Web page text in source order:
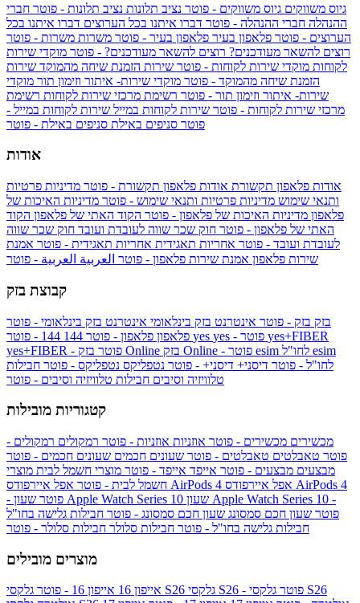
גיוס משווקים גיוס משווקים - פוטר נציב תלונות נציב תלונות - פוטר חברי
ההנהלה חברי ההנהלה - פוטר דברו איתנו בכל הערוצים דברו איתנו בכל
הערוצים - פוטר פלאפון בעיר פלאפון בעיר - פוטר משרות משרות - פוטר
רוצים להשאר מעודכנים? רוצים להשאר מעודכנים? - פוטר מוקדי שירות
לקוחות מוקדי שירות לקוחות - פוטר שירות הזמנת שיחה מהמוקד שירות
הזמנת שיחה מהמוקד - פוטר מוקדי שירות- איתור וזימון תור מוקדי
שירות- איתור וזימון תור - פוטר רשימת מרכזי שירות לקוחות רשימת
מרכזי שירות לקוחות - פוטר שירות לקוחות במייל שירות לקוחות במייל -
פוטר סניפים באילת סניפים באילת - פוטר
אודות
אודות פלאפון תקשורת אודות פלאפון תקשורת - פוטר מדיניות פרטיות
ותנאי שימוש מדיניות פרטיות ותנאי שימוש - פוטר מדיניות האיכות של
פלאפון מדיניות האיכות של פלאפון - פוטר הקוד האתי של פלאפון הקוד
האתי של פלאפון - פוטר חוק שכר שווה לעובדת ועובד חוק שכר שווה
לעובדת ועובד - פוטר אחריות תאגידית אחריות תאגידית - פוטר אמנת
שירות פלאפון אמנת שירות פלאפון - פוטר العربية العربية - פוטר
קבוצת בזק
בזק בזק - פוטר אינטרנט בזק בינלאומי אינטרנט בזק בינלאומי - פוטר
פלאפון פלאפון - פוטר 144 yes
yes+FIBER
yes+FIBER - פוטר בזק Online
esim
לחו"ל - פוטר דיסני+ דיסני+ - פוטר נטפליקס נטפליקס - פוטר חבילות
טלוויזיה וסיבים חבילות טלוויזיה וסיבים - פוטר
קטגוריות מובילות
מכשירים מכשירים - פוטר אוזניות אוזניות - פוטר רמקולים רמקולים -
פוטר טאבלטים טאבלטים - פוטר שעונים חכמים שעונים חכמים - פוטר
מבצעים מבצעים - פוטר אייפד אייפד - פוטר מוצרי חשמל לבית מוצרי
חשמל לבית - פוטר אפל איירפודס AirPods 4 אפל איירפודס AirPods 4
- פוטר שעון Apple Watch Series 10 שעון Apple Watch Series 10 -
פוטר שעון חכם סמסונג שעון חכם סמסונג - פוטר חבילות גלישה בחו"ל
חבילות גלישה בחו"ל - פוטר חבילות סלולר חבילות סלולר - פוטר
מוצרים מובילים
אייפון 16 אייפון 16 - פוטר גלקסי S26 גלקסי S26 - פוטר גלקסי S26